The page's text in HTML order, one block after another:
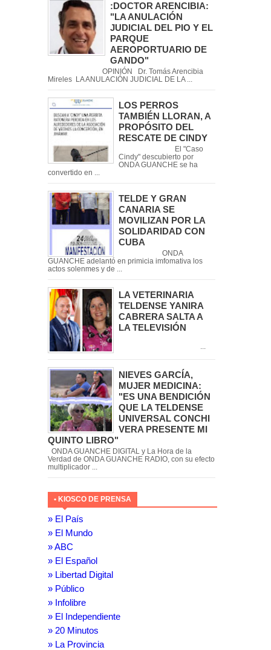
:DOCTOR ARENCIBIA:
"LA ANULACIÓN
JUDICIAL DEL PIO Y EL
PARQUE
AEROPORTUARIO DE
GANDO"
OPINIÓN Dr. Tomás Arencibia
Mireles LA ANULACIÓN JUDICIAL DE LA ...
LOS PERROS
TAMBIÉN LLORAN, A
PROPÓSITO DEL
RESCATE DE CINDY
El "Caso
Cindy" descubierto por
ONDA GUANCHE se ha
convertido en ...
TELDE Y GRAN
CANARIA SE
MOVILIZAN POR LA
SOLIDARIDAD CON
CUBA
ONDA
GUANCHE adelantó en primicia imfomativa los
actos solenmes y de ...
LA VETERINARIA
TELDENSE YANIRA
CABRERA SALTA A
LA TELEVISIÓN
NIEVES GARCÍA,
MUJER MEDICINA:
"ES UNA BENDICIÓN
QUE LA TELDENSE
UNIVERSAL CONCHI
VERA PRESENTE MI
QUINTO LIBRO"
ONDA GUANCHE DIGITAL y La Hora de la
Verdad de ONDA GUANCHE RADIO, con su efecto
multiplicador ...
• KIOSCO DE PRENSA
» El País
» El Mundo
» ABC
» El Español
» Libertad Digital
» Público
» Infolibre
» El Independiente
» 20 Minutos
» La Provincia